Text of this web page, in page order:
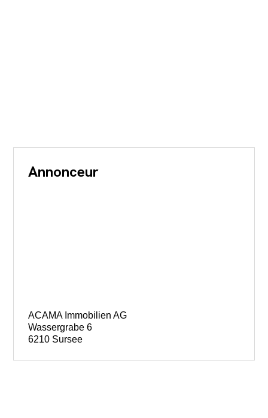
Annonceur
ACAMA Immobilien AG
Wassergrabe 6
6210 Sursee